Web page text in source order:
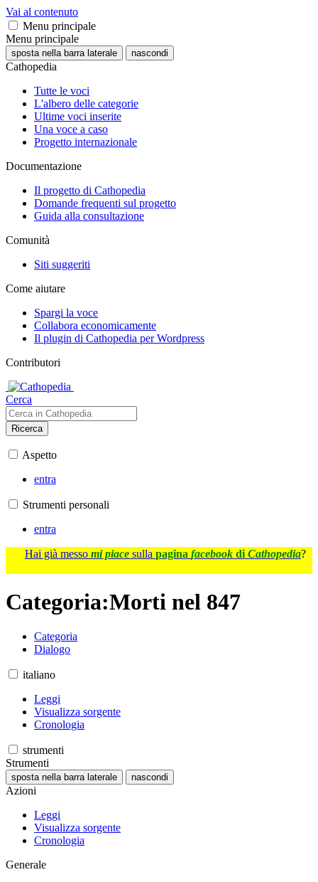
Vai al contenuto
Menu principale
Menu principale
sposta nella barra laterale nascondi
Cathopedia
Tutte le voci
L'albero delle categorie
Ultime voci inserite
Una voce a caso
Progetto internazionale
Documentazione
Il progetto di Cathopedia
Domande frequenti sul progetto
Guida alla consultazione
Comunità
Siti suggeriti
Come aiutare
Spargi la voce
Collabora economicamente
Il plugin di Cathopedia per Wordpress
Contributori
Cerca
Ricerca
Aspetto
entra
Strumenti personali
entra
Hai già messo mi piace sulla pagina facebook di Cathopedia?
Categoria:Morti nel 847
Categoria
Dialogo
italiano
Leggi
Visualizza sorgente
Cronologia
strumenti
Strumenti
sposta nella barra laterale nascondi
Azioni
Leggi
Visualizza sorgente
Cronologia
Generale